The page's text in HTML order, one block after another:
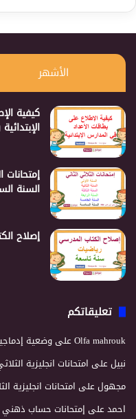
الأشهر
كيفية
السنة
إصلاح
تعليقاتكم
Olfa mahroukعلى وضعية
نبيلعلى امتحانات انجليزية
مجهولعلى امتحانات انجليزية
احمدعلى إمتحانات حساب ذهني